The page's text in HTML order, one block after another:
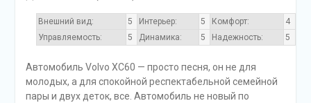
Внешний вид: 5 Интерьер: 5 Комфорт:
4
Управляемость:
5 Динамика: 5 Надежность: 5
Автомобиль Volvo XC60 — просто песня, он не для
молодых, а для спокойной респектабельной семейной
пары и двух деток, все. Автомобиль не новый по